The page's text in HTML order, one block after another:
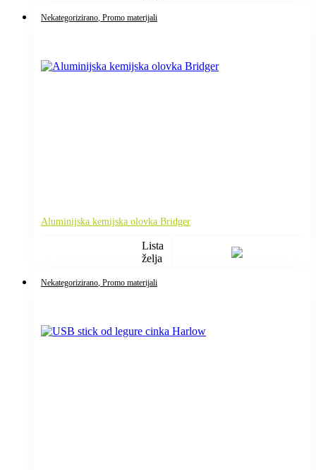
Nekategorizirano , Promo materijali
Aluminijska kemijska olovka Bridger
Lista
želja
Nekategorizirano , Promo materijali